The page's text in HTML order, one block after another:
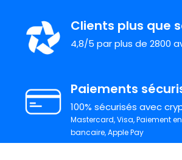
Clients plus que
4,8/5 par plus de 2800
Paiements
100% sécurisés avec
Mastercard, Visa, Paiement
bancaire, Apple Pay